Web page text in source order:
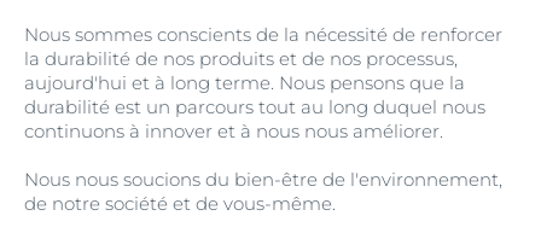
Nous sommes conscients de la nécessité de renforcer
la durabilité de nos produits et de nos processus,
aujourd'hui et à long terme. Nous pensons que la
durabilité est un parcours tout au long duquel nous
continuons à innover et à nous nous améliorer.
Nous nous soucions du bien-être de l'environnement,
de notre société et de vous-même.